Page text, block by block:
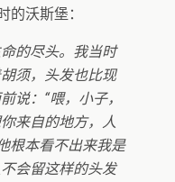
的沃斯堡：
的尽头。我当时
须，头发也比现
说：“喂，小子，
来自的地方，人
根本看不出来我是
会留这样的头发